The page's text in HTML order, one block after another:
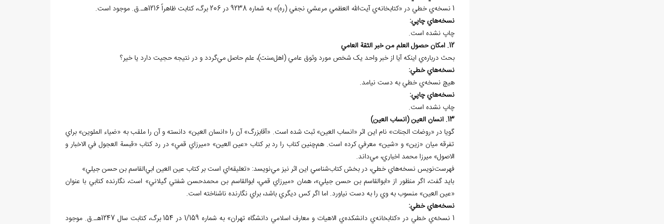
1 نسخه‌ي خطي در «کتابخانه‌ي آيت‌الله العظمي مرعشي نجفي (ره)» به شماره 9238 در 206 برگ، کتابت ظاهراً 1216هـ.ق. موجود است.
نسخههاي چاپي:
چاپ نشده است.
12. امکان حصول العلم من خبر الثقة العامي
بحث درباره‌ي اينکه آيا از خبر واحد يک شخص مورد وثوق عامي (اهل‌سنت)، علم حاصل مي‌گردد و در نتيجه حجيت دارد يا خير؟
نسخههاي خطي:
هيچ نسخهي خطي به دست نيامد.
نسخههاي چاپي:
چاپ نشده است.
13. انسان العين (انساب العين)
گويا در «روضات الجنات» نام اين اثر «انساب العين» ثبت شده است. «آقابزرگ» آن را «انسان العين» دانسته و آن را ملقب به «ضياء الملوين» براي
تفرقه ميان «زين» و «شين» معرفي کرده است. هم‌چنين کتاب را رد بر کتاب «عين العين» «ميرزاي قمي» در رد کتاب «قبسة العجول في الاخبار و
الاصول» ميرزا محمد اخباري، مي‌داند.
فهرست‌نويس نسخه‌هاي خطي، در بخش کتاب‌شناسي اين اثر نيز مي‌نويسد: «تعليقه‌اي است بر کتاب عين العين ابي‌القاسم بن حسن جيلي»
بايد گفت، اگر منظور از «ابوالقاسم بن حسن جيلي»، همان «ميرزاي قمي، ابوالقاسم بن محمدحسن شفتي گيلاني» است، نگارنده کتابي با عنوان
«عين العين» منسوب به وي را به دست نياورد. اما اگر کس ديگري باشد، براي نگارنده ناشناخته است.
نسخههاي خطي:
1 نسخه‌ي خطي در «کتابخانه‌ي دانشكده
ي الاهيات و معارف اسلامي دانشگاه تهران» به شماره 1/159 در 154 برگ، کتابت سال 1247هـ.ق. موجود